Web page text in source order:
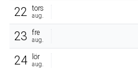
22 tors
aug.
23 fre
aug.
24 lör
aug.